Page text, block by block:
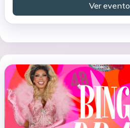
Ver evento